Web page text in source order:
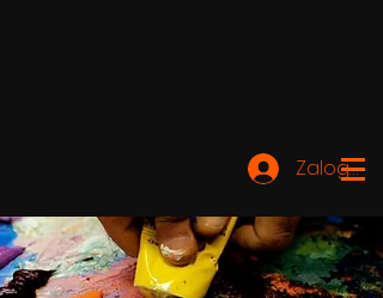
Zaloguj się